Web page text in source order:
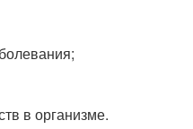
в организме.